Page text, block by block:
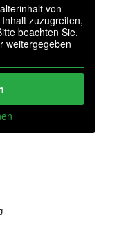
von
zuzugreifen,
beachten Sie,
weitergegeben